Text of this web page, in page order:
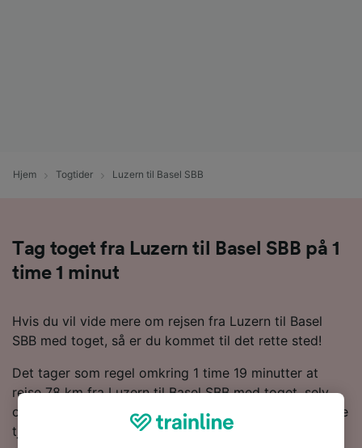
Hjem Togtider Luzern til Basel SBB
Tag toget fra Luzern til Basel SBB på 1
time 1 minut
Hvis du vil vide mere om rejsen fra Luzern til Basel
SBB med toget, så er du kommet til det rette sted!
Det tager som regel omkring 1 time 19 minutter at
rejse 78 km fra Luzern til Basel SBB med toget, selv
om du kan nå dertil på 1 time 1 minut med de hurtigste
tjenester. Normalt vil du finde omkring 57 tog om